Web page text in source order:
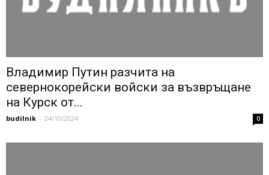
Владимир Путин разчита на
севернокорейски войски за възвръщане
на Курск от...
budilnik - 24/10/2024 0